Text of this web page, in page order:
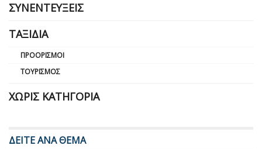
ΣΥΝΕΝΤΕΎΞΕΙΣ
ΤΑΞΊΔΙΑ
ΠΡΟΟΡΙΣΜΟΊ
ΤΟΥΡΙΣΜΌΣ
ΧΩΡΊΣ ΚΑΤΗΓΟΡΊΑ
ΔΕΙΤΕ ΑΝΑ ΘΕΜΑ